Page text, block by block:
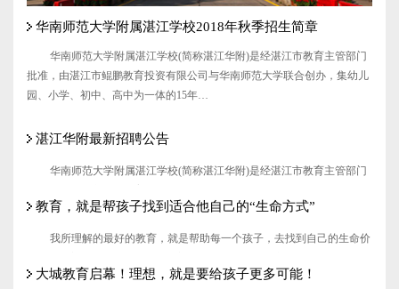
华南师范大学附属湛江学校2018年秋季招生简章
华南师范大学附属湛江学校(简称湛江华附)是经湛江市教育主管部门
批准，由湛江市鲲鹏教育投资有限公司与华南师范大学联合创办，集幼儿
园、小学、初中、高中为一体的15年…
湛江华附最新招聘公告
华南师范大学附属湛江学校(简称湛江华附)是经湛江市教育主管部门
园、小学、初中、高中为一体的15年…
教育，就是帮孩子找到适合他自己的“生命方式”
我所理解的最好的教育，就是帮助每一个孩子，去找到自己的生命价
命，每个人，只有他自己，才能对它负责…
大城教育启幕！理想，就是要给孩子更多可能！